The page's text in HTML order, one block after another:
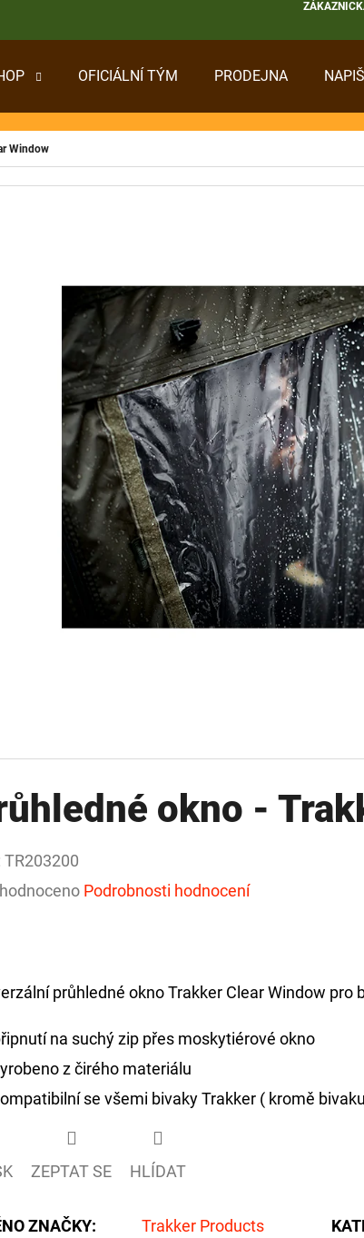
OFICIÁLNÍ TÝM PRODEJNA NAPIŠ
Window
okno -
TR203200
Podrobnosti hodnocení
průhledné okno Trakker Clear Window pro
na suchý zip přes moskytiérové okno
z čirého materiálu
se všemi bivaky Trakker ( kromě
ZEPTAT SE HLÍDAT
ZNAČKY: Trakker Products
NAJÍT?
HLEDAT
DOPORUČUJEME
ZÁTĚŽ DELPHIN
S OTVOREM
40 Kč
FOX CARP
202 Kč
Původně: 225